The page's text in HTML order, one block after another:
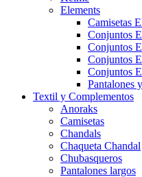
Elements
Camisetas
Conjuntos
Conjuntos
Conjuntos
Conjuntos
Pantalones
Textil y Complementos
Anoraks
Camisetas
Chandals
Chaqueta Chandal
Chubasqueros
Pantalones largos